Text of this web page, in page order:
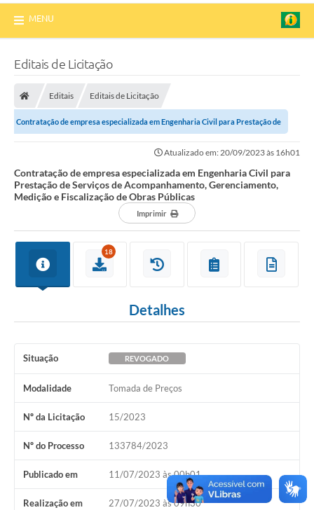
MENU
Editais de Licitação
Editais Editais de Licitação
Contratação de empresa especializada em Engenharia Civil para Prestação de
Atualizado em: 20/09/2023 às 16h01
Contratação de empresa especializada em Engenharia Civil para
Prestação de Serviços de Acompanhamento, Gerenciamento,
Medição e Fiscalização de Obras Públicas
Imprimir
18
Detalhes
Situação REVOGADO
Modalidade Tomada de Preços
Nº da Licitação 15/2023
Nº do Processo 133784/2023
Publicado em 11/07/2023 às 00h01
Realização em 27/07/2023 às 09h30